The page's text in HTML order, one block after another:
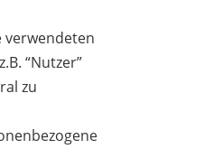
verwendeten
“Nutzer”
zu